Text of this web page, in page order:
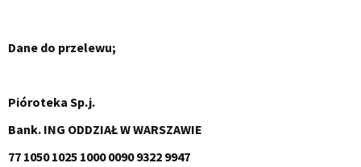
Dane do przelewu;
Pióroteka Sp.j.
Bank. ING ODDZIAŁ W WARSZAWIE
77 1050 1025 1000 0090 9322 9947